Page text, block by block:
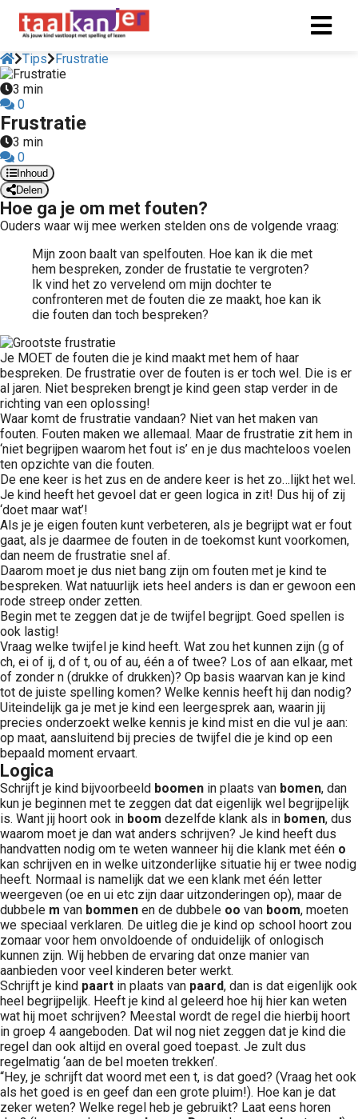
Tips
Frustratie
3 min
0
Frustratie
3 min
0
Inhoud
Delen
Hoe ga je om met fouten?
Ouders waar wij mee werken stelden ons de volgende vraag:
Mijn zoon baalt van spelfouten. Hoe kan ik die met
hem bespreken, zonder de frustatie te vergroten?
Ik vind het zo vervelend om mijn dochter te
confronteren met de fouten die ze maakt, hoe kan ik
die fouten dan toch bespreken?
Je MOET de fouten die je kind maakt met hem of haar
bespreken. De frustratie over de fouten is er toch wel. Die is er
al jaren. Niet bespreken brengt je kind geen stap verder in de
richting van een oplossing!
Waar komt de frustratie vandaan? Niet van het maken van
fouten. Fouten maken we allemaal. Maar de frustratie zit hem in
‘niet begrijpen waarom het fout is’ en je dus machteloos voelen
ten opzichte van die fouten.
De ene keer is het zus en de andere keer is het zo…lijkt het wel.
Je kind heeft het gevoel dat er geen logica in zit! Dus hij of zij
‘doet maar wat’!
Als je je eigen fouten kunt verbeteren, als je begrijpt wat er fout
gaat, als je daarmee de fouten in de toekomst kunt voorkomen,
dan neem de frustratie snel af.
Daarom moet je dus niet bang zijn om fouten met je kind te
bespreken. Wat natuurlijk iets heel anders is dan er gewoon een
rode streep onder zetten.
Begin met te zeggen dat je de twijfel begrijpt. Goed spellen is
ook lastig!
Vraag welke twijfel je kind heeft. Wat zou het kunnen zijn (g of
ch, ei of ij, d of t, ou of au, één a of twee? Los of aan elkaar, met
of zonder n (drukke of drukken)? Op basis waarvan kan je kind
tot de juiste spelling komen? Welke kennis heeft hij dan nodig?
Uiteindelijk ga je met je kind een leergesprek aan, waarin jij
precies onderzoekt welke kennis je kind mist en die vul je aan:
op maat, aansluitend bij precies de twijfel die je kind op een
bepaald moment ervaart.
Logica
Schrijft je kind bijvoorbeeld boomen in plaats van bomen, dan
kun je beginnen met te zeggen dat dat eigenlijk wel begrijpelijk
is. Want jij hoort ook in boom dezelfde klank als in bomen, dus
waarom moet je dan wat anders schrijven? Je kind heeft dus
handvatten nodig om te weten wanneer hij die klank met één o
kan schrijven en in welke uitzonderlijke situatie hij er twee nodig
heeft. Normaal is namelijk dat we een klank met één letter
weergeven (oe en ui etc zijn daar uitzonderingen op), maar de
dubbele m van bommen en de dubbele oo van boom, moeten
we speciaal verklaren. De uitleg die je kind op school hoort zou
zomaar voor hem onvoldoende of onduidelijk of onlogisch
kunnen zijn. Wij hebben de ervaring dat onze manier van
aanbieden voor veel kinderen beter werkt.
Schrijft je kind paart in plaats van paard, dan is dat eigenlijk ook
heel begrijpelijk. Heeft je kind al geleerd hoe hij hier kan weten
wat hij moet schrijven? Meestal wordt de regel die hierbij hoort
in groep 4 aangeboden. Dat wil nog niet zeggen dat je kind die
regel dan ook altijd en overal goed toepast. Je zult dus
regelmatig ‘aan de bel moeten trekken’.
“Hey, je schrijft dat woord met een t, is dat goed? (Vraag het ook
als het goed is en geef dan een grote pluim!). Hoe kan je dat
zeker weten? Welke regel heb je gebruikt? Laat eens horen
zijn
om
te
Ze
gebruikt
deze
kan de
niet
worden
om
te
over
van
op
gebruikt
te
de
Hierdoor
website-
van